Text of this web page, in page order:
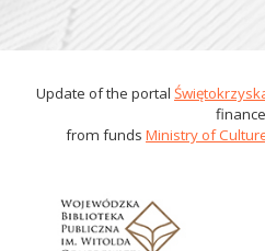
Update of the portal
from funds Ministry of